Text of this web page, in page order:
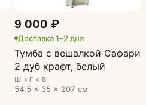
9 000 ₽
Доставка 1–2 дня
Тумба с вешалкой Сафари
2 дуб крафт, белый
Ш × Г × В
54,5 × 35 × 207 см